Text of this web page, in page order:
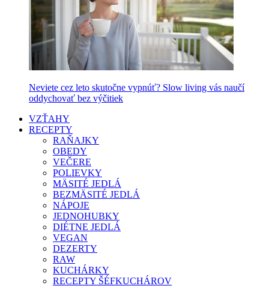
Neviete cez leto skutočne vypnúť? Slow living vás naučí
oddychovať bez výčitiek
VZŤAHY
RECEPTY
RAŇAJKY
OBEDY
VEČERE
POLIEVKY
MÄSITÉ JEDLÁ
BEZMÄSITÉ JEDLÁ
NÁPOJE
JEDNOHUBKY
DIÉTNE JEDLÁ
VEGAN
DEZERTY
RAW
KUCHÁRKY
RECEPTY ŠÉFKUCHÁROV